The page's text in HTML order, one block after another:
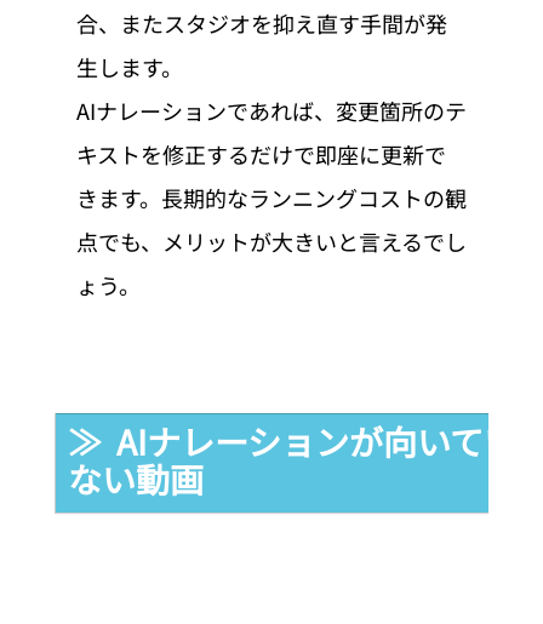
合、またスタジオを抑え直す手間が発
生します。
AIナレーションであれば、変更箇所のテ
キストを修正するだけで即座に更新で
きます。長期的なランニングコストの観
点でも、メリットが大きいと言えるでし
ょう。
≫  AIナレーションが向いてい
ない動画